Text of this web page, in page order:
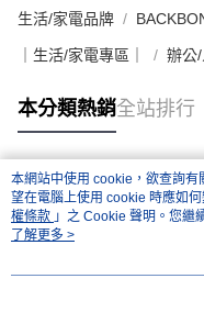
生活/家電品牌
｜生活/家電專區｜ 辦公
本分類熱銷全站排行
熱門標籤
本網站中使用 cookie，欲查詢
望在電腦上使用 cookie 時應如
權條款 」之 Cookie 聲明。您繼
用條款之 Cookie 聲明使用 cookie
了解更多 >